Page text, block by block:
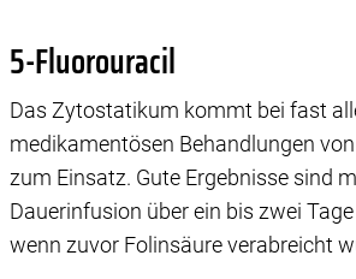
5-Fluorouracil
Das Zytostatikum kommt bei fast
medikamentösen Behandlungen
zum Einsatz. Gute Ergebnisse sind
Dauerinfusion über ein bis zwei
wenn zuvor Folinsäure verabreicht